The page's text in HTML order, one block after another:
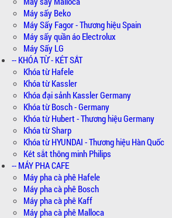
Máy sấy Beko
Máy Sấy Fagor - Thương hiệu Spain
Máy sấy quần áo Electrolux
Máy Sấy LG
-- KHÓA TỪ - KÉT SẮT
Khóa từ Hafele
Khóa từ Kassler
Khóa đại sảnh Kassler Germany
Khóa từ Bosch - Germany
Khóa từ Hubert - Thương hiệu Germany
Khóa từ Sharp
Khóa từ HYUNDAI - Thương hiệu Hàn Quốc
Két sắt thông minh Philips
-- MÁY PHA CAFE
Máy pha cà phê Hafele
Máy pha cà phê Bosch
Máy pha cà phê Kaff
Máy pha cà phê Malloca